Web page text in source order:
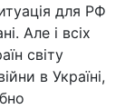
для РФ
Але і всіх
світу
в Україні,